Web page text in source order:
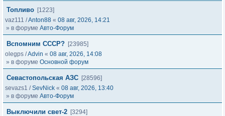
Топливо [1223]
vaz111 /Anton88 « 08 авг, 2026, 14:21
» в форуме Авто-Форум
Вспомним СССР? [23985]
olegps /Advin « 08 авг, 2026, 14:08
» в форуме Основной форум
Севастопольская АЗС [28596]
sevazs1 /SevNick « 08 авг, 2026, 13:40
» в форуме Авто-Форум
Выключили свет-2 [3294]